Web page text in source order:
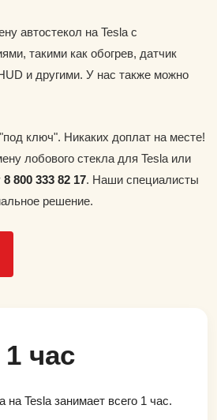
автостекол на Tesla с
такими как обогрев, датчик
и другими. У нас также можно
ключ". Никаких доплат на месте!
лобового стекла для Tesla или
8 800 333 82 17. Наши специалисты
решение.
1 час
на Tesla занимает всего 1 час.